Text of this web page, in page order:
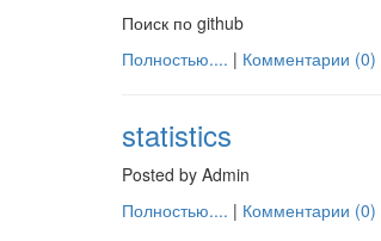
Поиск по github
Полностью.... | Комментарии (0)
statistics
Posted by Admin
Полностью.... | Комментарии (0)